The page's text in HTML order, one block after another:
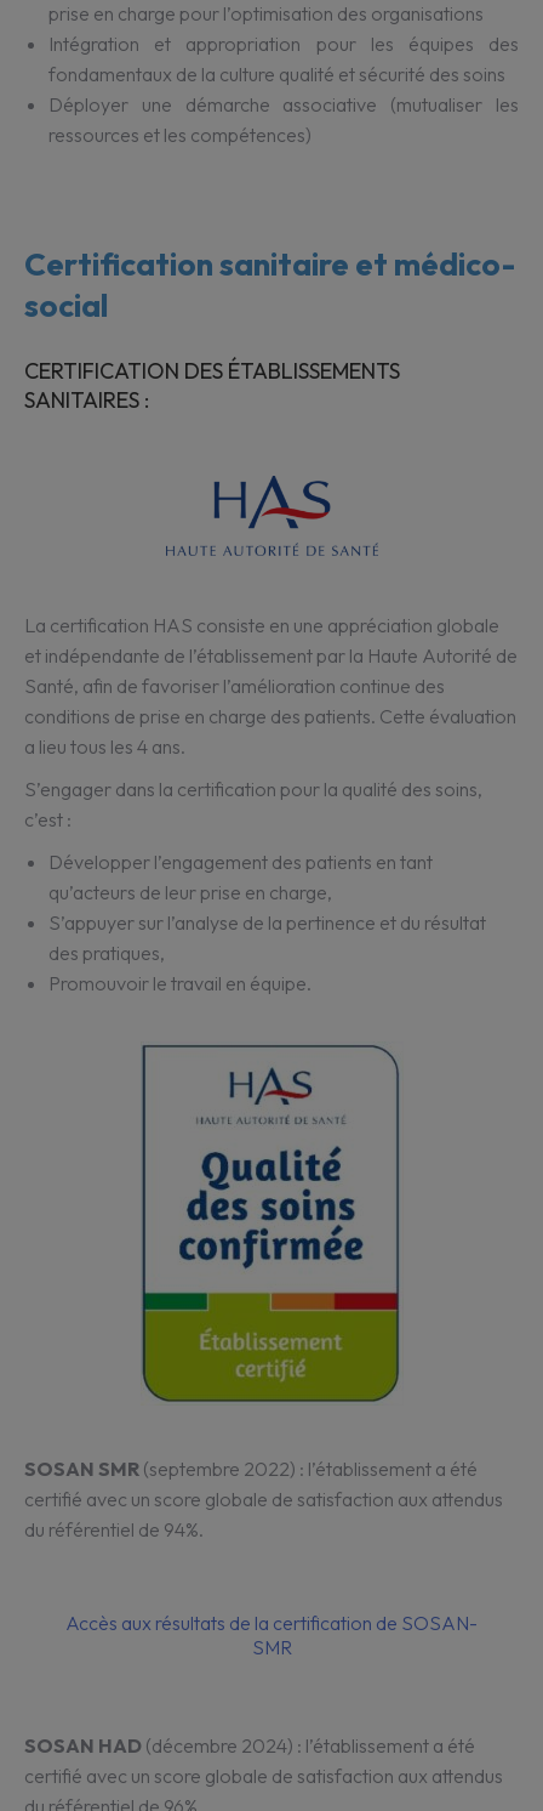
prise en charge pour l’optimisation des organisations
Intégration et appropriation pour les équipes des
fondamentaux de la culture qualité et sécurité des soins
Déployer une démarche associative (mutualiser les
ressources et les compétences)
Certification sanitaire et médico-
social
CERTIFICATION DES ÉTABLISSEMENTS
SANITAIRES :
La certification HAS consiste en une appréciation globale
et indépendante de l’établissement par la Haute Autorité de
Santé, afin de favoriser l’amélioration continue des
conditions de prise en charge des patients. Cette évaluation
a lieu tous les 4 ans.
S’engager dans la certification pour la qualité des soins,
c’est :
Développer l’engagement des patients en tant
qu’acteurs de leur prise en charge,
S’appuyer sur l’analyse de la pertinence et du résultat
des pratiques,
Promouvoir le travail en équipe.
SOSAN SMR (septembre 2022) : l’établissement a été
certifié avec un score globale de satisfaction aux attendus
du référentiel de 94%.
Accès aux résultats de la certification de SOSAN-
SMR
SOSAN HAD (décembre 2024) : l’établissement a été
certifié avec un score globale de satisfaction aux attendus
du référentiel de 96%.